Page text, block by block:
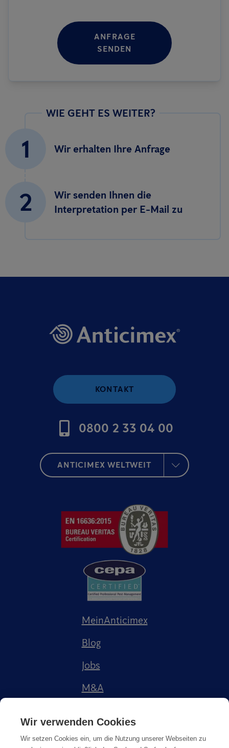
ANFRAGE
SENDEN
WIE GEHT ES WEITER?
1 Wir erhalten Ihre Anfrage
2
Wir senden Ihnen die
Interpretation per E-Mail zu
KONTAKT
0800 2 33 04 00
ANTICIMEX WELTWEIT
MeinAnticimex
Blog
Jobs
M&A
Wir verwenden Cookies
Wir setzen Cookies ein, um die Nutzung unserer Webseiten zu